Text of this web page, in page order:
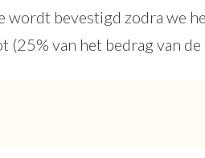
wordt bevestigd zodra we
(25% van het bedrag van